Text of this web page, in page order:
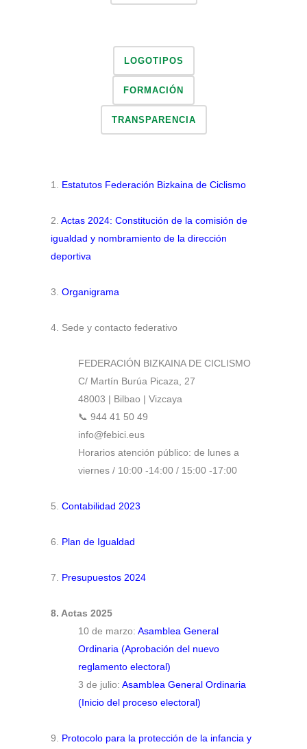
LOGOTIPOS
FORMACIÓN
TRANSPARENCIA
1. Estatutos Federación Bizkaina de Ciclismo
2. Actas 2024: Constitución de la comisión de
igualdad y nombramiento de la dirección
deportiva
3. Organigrama
4. Sede y contacto federativo
FEDERACIÓN BIZKAINA DE CICLISMO
C/ Martín Burúa Picaza, 27
48003 | Bilbao | Vizcaya
📞 944 41 50 49
info@febici.eus
Horarios atención público: de lunes a
viernes / 10:00 -14:00 / 15:00 -17:00
5. Contabilidad 2023
6. Plan de Igualdad
7. Presupuestos 2024
8. Actas 2025
10 de marzo: Asamblea General
Ordinaria (Aprobación del nuevo
reglamento electoral)
3 de julio: Asamblea General Ordinaria
(Inicio del proceso electoral)
9. Protocolo para la protección de la infancia y